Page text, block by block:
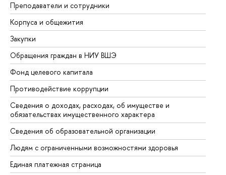
Преподаватели и сотрудники
Корпуса и общежития
Закупки
Обращения граждан в НИУ ВШЭ
Фонд целевого капитала
Противодействие коррупции
Сведения о доходах, расходах, об имуществе и
обязательствах имущественного характера
Сведения об образовательной организации
Людям с ограниченными возможностями здоровья
Единая платежная страница